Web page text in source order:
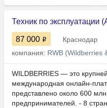
Техник по эксплуатации
87 000
Краснодар
компания: RWB (Wildberries
WILDBERRIES — это
международная онлайн-
представлено около 600
предпринимателей. - 8